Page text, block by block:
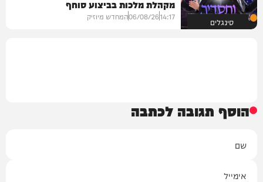
סינגלים
מקהלת מלכות בביצוע סוחף
14:17
06/08/26המחדש מיוזיק
הוסף תגובה לכתבה